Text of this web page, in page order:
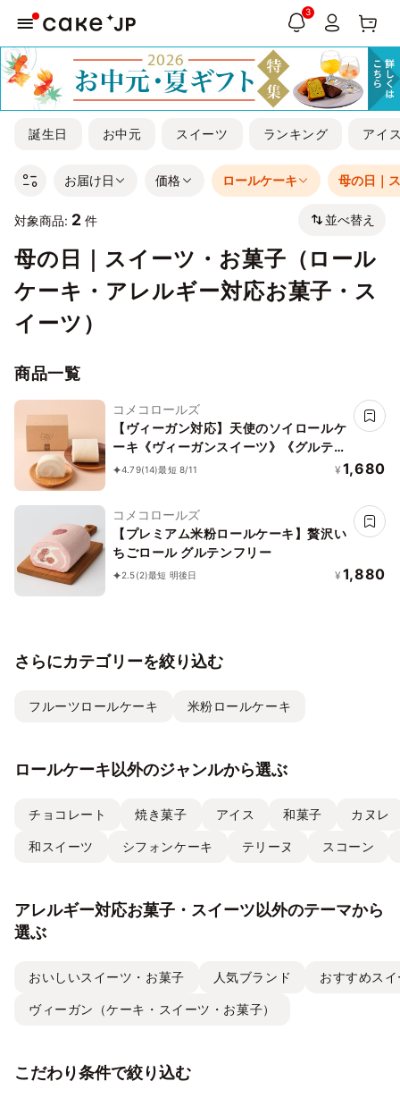
3
誕生日 お中元 スイーツ ランキング アイ
お届け日 価格 ロールケーキ 母の日｜
対象商品: 2 件 並べ替え
母の日｜スイーツ・お菓子（ロール
ケーキ・アレルギー対応お菓子・ス
イーツ）
商品一覧
コメコロールズ
【ヴィーガン対応】天使のソイロールケ
ーキ《ヴィーガンスイーツ》《グルテン
フリー》
4.79(14)最短 8/11 ¥ 1,680
コメコロールズ
【プレミアム米粉ロールケーキ】贅沢い
ちごロール グルテンフリー
2.5(2)最短 明後日 ¥ 1,880
さらにカテゴリーを絞り込む
フルーツロールケーキ 米粉ロールケーキ
ロールケーキ以外のジャンルから選ぶ
チョコレート 焼き菓子 アイス 和菓子 カヌレ
和スイーツ シフォンケーキ テリーヌ スコーン
アレルギー対応お菓子・スイーツ以外のテーマから
選ぶ
おいしいスイーツ・お菓子 人気ブランド おすすめス
ヴィーガン（ケーキ・スイーツ・お菓子）
こだわり条件で絞り込む